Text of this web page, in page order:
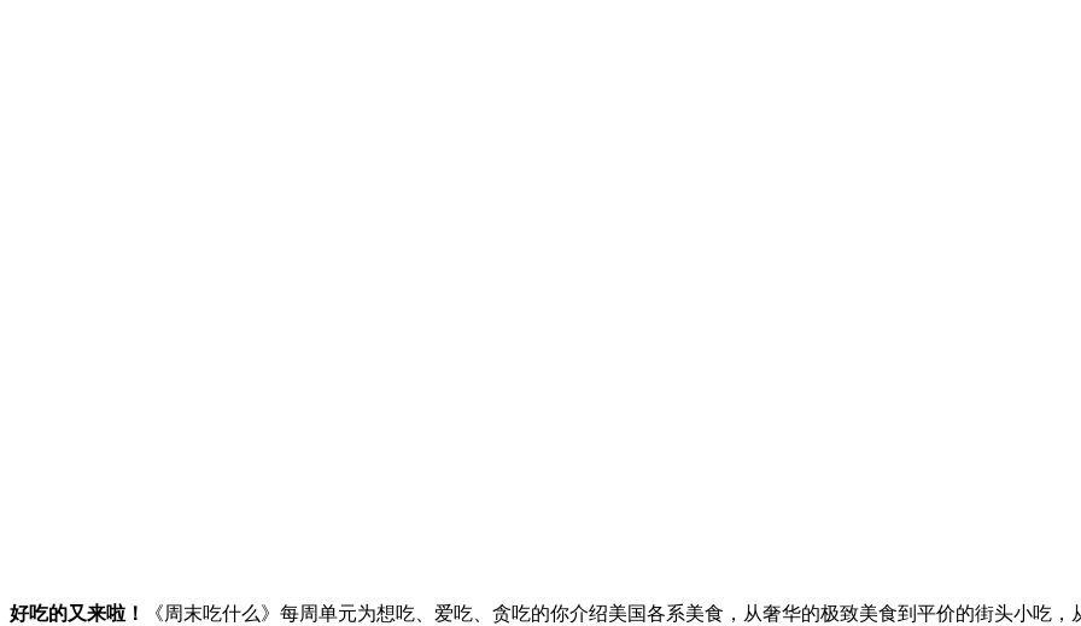
好吃的又来啦！
《周末吃什么》每周单元为想吃、爱吃、贪吃的你介绍美国各系美食，从奢华的极致美食到平价的街头小吃